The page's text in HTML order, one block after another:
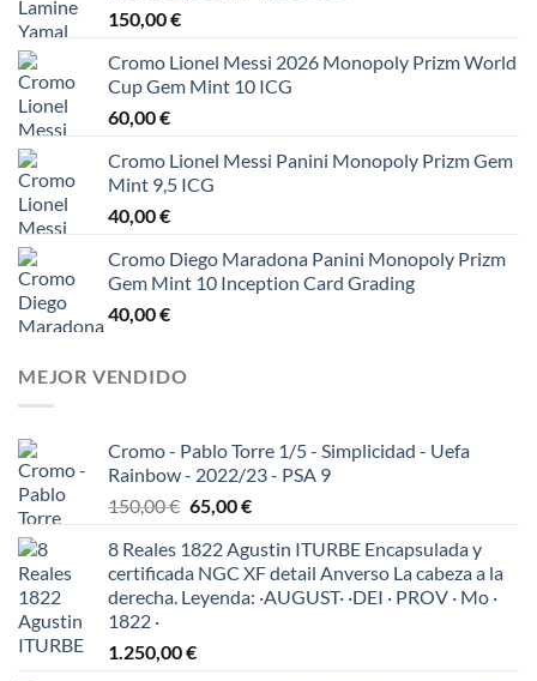
150,00€
Cromo Lionel Messi 2026 Monopoly Prizm World
Cup Gem Mint 10 ICG
60,00€
Cromo Lionel Messi Panini Monopoly Prizm Gem
Mint 9,5 ICG
40,00€
Cromo Diego Maradona Panini Monopoly Prizm
Gem Mint 10 Inception Card Grading
40,00€
MEJOR VENDIDO
Cromo - Pablo Torre 1/5 - Simplicidad - Uefa
Rainbow - 2022/23 - PSA 9
150,00€ El
original
era:
150,00 €.
65,00€El
actual
es:
65,00 €.
8 Reales 1822 Agustin ITURBE Encapsulada y
certificada NGC XF detail Anverso La cabeza a la
derecha. Leyenda: ·AUGUST· ·DEI · PROV · Mo ·
1822 ·
1.250,00€